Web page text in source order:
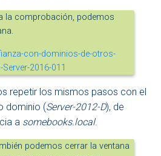
la comprobación, podemos
repetir los mismos pasos con el
dominio (Server-2012-D), de
a somebooks.local.
podemos cerrar la ventana